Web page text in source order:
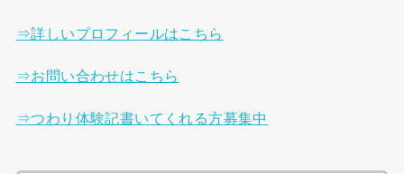
⇒詳しいプロフィールはこちら
⇒お問い合わせはこちら
⇒つわり体験記書いてくれる方募集中